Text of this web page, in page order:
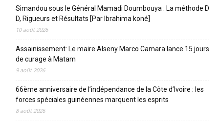
Simandou sous le Général Mamadi Doumbouya : La méthode D
D, Rigueurs et Résultats [Par Ibrahima koné]
10 août 2026
Assainissement: Le maire Alseny Marco Camara lance 15 jours
de curage à Matam
9 août 2026
66ème anniversaire de l’indépendance de la Côte d’Ivoire : les
forces spéciales guinéennes marquent les esprits
8 août 2026